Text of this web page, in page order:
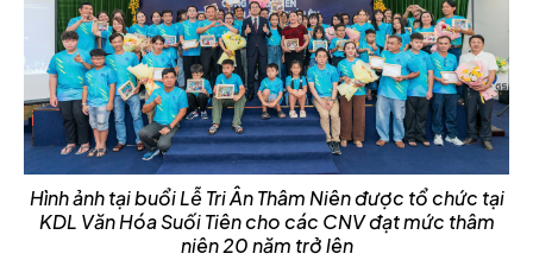
Hình ảnh tại buổi Lễ Tri Ân Thâm Niên được tổ chức tại
KDL Văn Hóa Suối Tiên cho các CNV đạt mức thâm
niên 20 năm trở lên